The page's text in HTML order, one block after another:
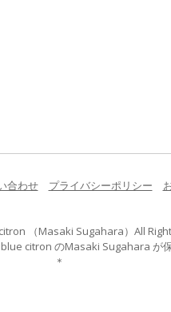
合わせ プライバシーポリシー
（Masaki Sugahara）All
citron のMasaki Sugahara が